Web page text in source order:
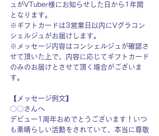
ュがVTuber様にお知らせした日から1年間
となります。
※ギフトカードは3営業日以内にVグラコン
シェルジュがお届けします。
※メッセージ内容はコンシェルジュが確認さ
せて頂いた上で、内容に応じてギフトカード
のみのお届けとさせて頂く場合がございま
す。
【メッセージ例文】
〇〇さんへ
デビュー1周年おめでとうございます！いつ
も素晴らしい活動をされていて、本当に尊敬